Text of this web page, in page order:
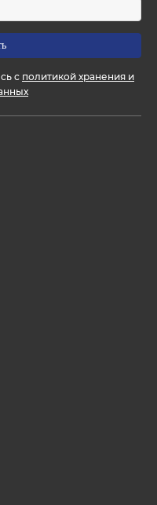
с политикой хранения и